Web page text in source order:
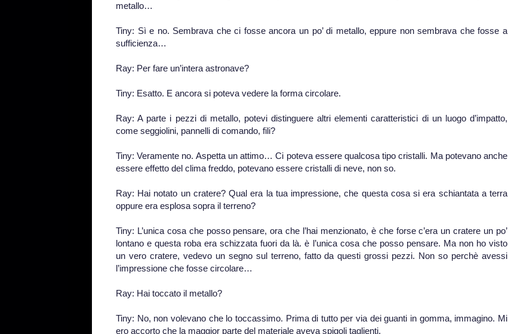
metallo…
Tiny: Sì e no. Sembrava che ci fosse ancora un po’ di metallo, eppure non sembrava che fosse a
sufficienza…
Ray: Per fare un’intera astronave?
Tiny: Esatto. E ancora si poteva vedere la forma circolare.
Ray: A parte i pezzi di metallo, potevi distinguere altri elementi caratteristici di un luogo d’impatto,
come seggiolini, pannelli di comando, fili?
Tiny: Veramente no. Aspetta un attimo… Ci poteva essere qualcosa tipo cristalli. Ma potevano anche
essere effetto del clima freddo, potevano essere cristalli di neve, non so.
Ray: Hai notato un cratere? Qual era la tua impressione, che questa cosa si era schiantata a terra
oppure era esplosa sopra il terreno?
Tiny: L’unica cosa che posso pensare, ora che l’hai menzionato, è che forse c’era un cratere un po’
lontano e questa roba era schizzata fuori da là. è l’unica cosa che posso pensare. Ma non ho visto
un vero cratere, vedevo un segno sul terreno, fatto da questi grossi pezzi. Non so perchè avessi
l’impressione che fosse circolare…
Ray: Hai toccato il metallo?
Tiny: No, non volevano che lo toccassimo. Prima di tutto per via dei guanti in gomma, immagino. Mi
ero accorto che la maggior parte del materiale aveva spigoli taglienti.